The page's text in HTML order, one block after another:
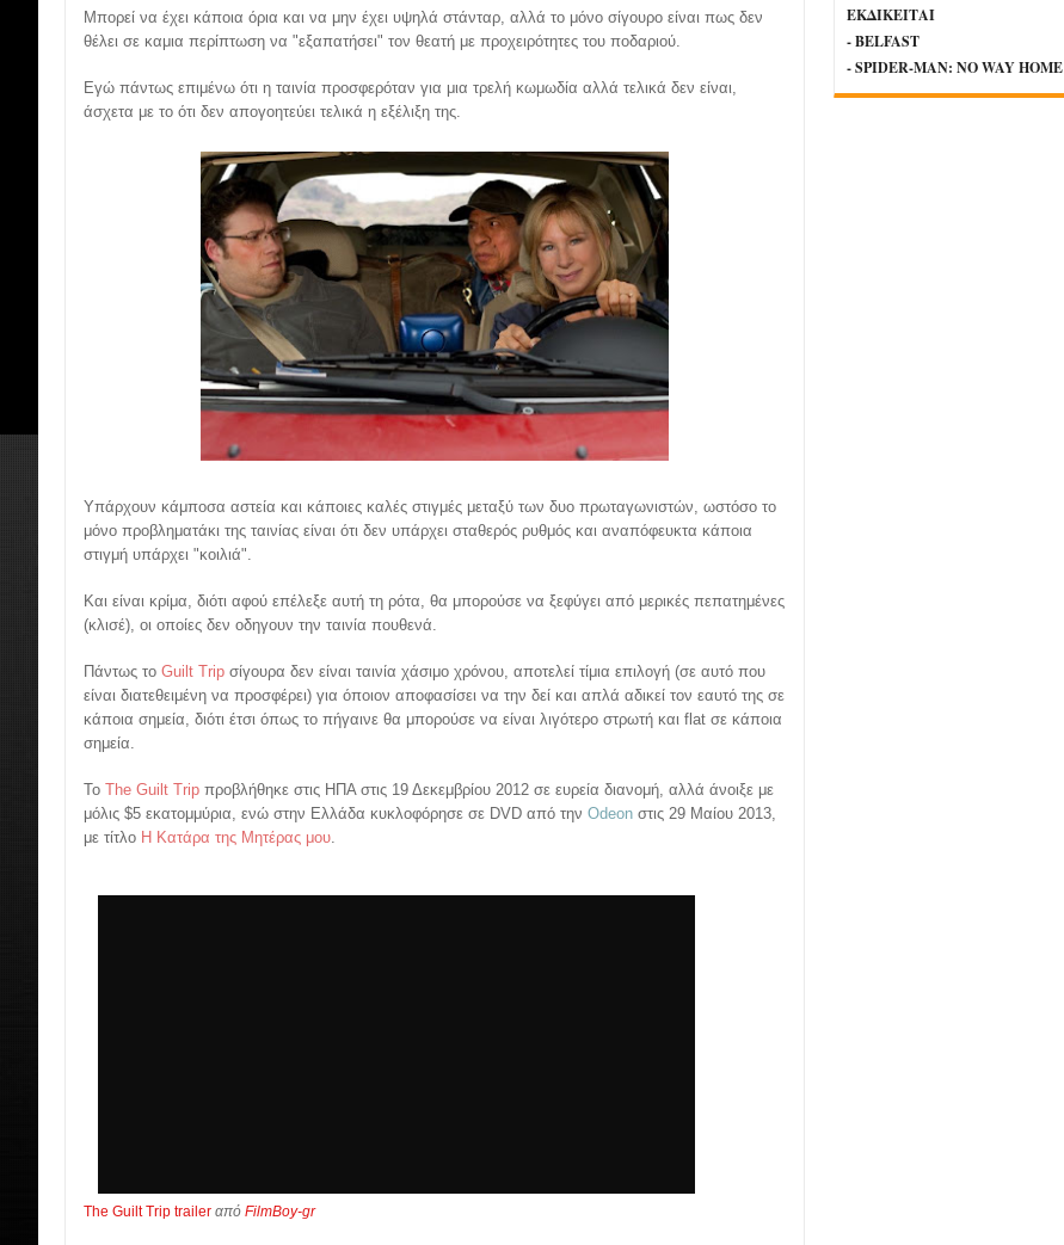
Μπορεί να έχει κάποια όρια και να μην έχει υψηλά στάνταρ, αλλά το μόνο σίγουρο είναι πως δεν
θέλει σε καμια περίπτωση να "εξαπατήσει" τον θεατή με προχειρότητες του ποδαριού.
Εγώ πάντως επιμένω ότι η ταινία προσφερόταν για μια τρελή κωμωδία αλλά τελικά δεν είναι,
άσχετα με το ότι δεν απογοητεύει τελικά η εξέλιξη της.
Υπάρχουν κάμποσα αστεία και κάποιες καλές στιγμές μεταξύ των δυο πρωταγωνιστών, ωστόσο το
μόνο προβληματάκι της ταινίας είναι ότι δεν υπάρχει σταθερός ρυθμός και αναπόφευκτα κάποια
στιγμή υπάρχει "κοιλιά".
Και είναι κρίμα, διότι αφού επέλεξε αυτή τη ρότα, θα μπορούσε να ξεφύγει από μερικές πεπατημένες
(κλισέ), οι οποίες δεν οδηγουν την ταινία πουθενά.
Πάντως το Guilt Trip σίγουρα δεν είναι ταινία χάσιμο χρόνου, αποτελεί τίμια επιλογή (σε αυτό που
είναι διατεθειμένη να προσφέρει) για όποιον αποφασίσει να την δεί και απλά αδικεί τον εαυτό της σε
κάποια σημεία, διότι έτσι όπως το πήγαινε θα μπορούσε να είναι λιγότερο στρωτή και flat σε κάποια
σημεία.
Το The Guilt Trip προβλήθηκε στις ΗΠΑ στις 19 Δεκεμβρίου 2012 σε ευρεία διανομή, αλλά άνοιξε με
μόλις $5 εκατομμύρια, ενώ στην Ελλάδα κυκλοφόρησε σε DVD από την Odeon στις 29 Μαίου 2013,
με τίτλο Η Κατάρα της Μητέρας μου
The Guilt Trip trailer από FilmBoy-gr
ΕΚΔΙΚΕΙΤΑΙ
- BELFAST
- SPIDER-MAN: NO WAY HOME